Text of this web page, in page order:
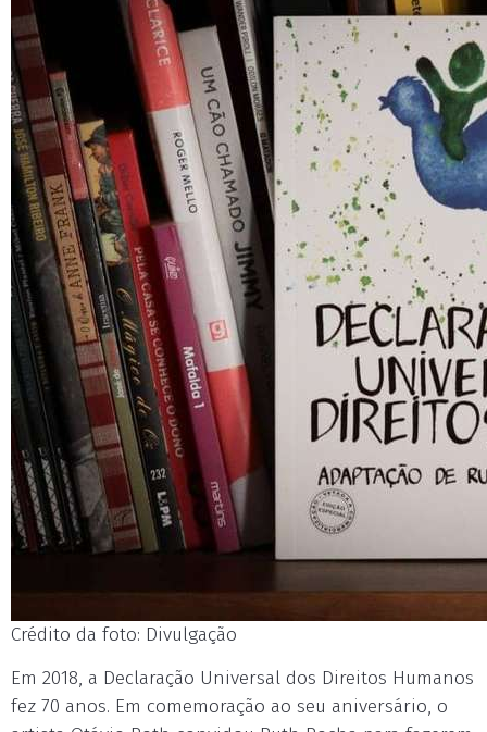
Crédito da foto: Divulgação
Em 2018, a Declaração Universal dos Direitos Humanos
fez 70 anos. Em comemoração ao seu aniversário, o